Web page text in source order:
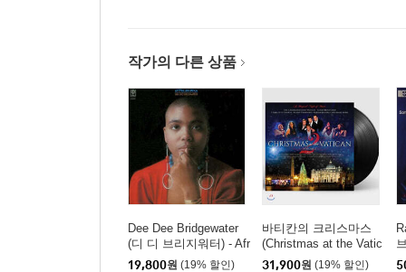
작가의 다른 상품
Dee Dee Bridgewater
(디 디 브리지워터) - Afr
o Blue
19,800원 (19% 할인)
바티칸의 크리스마스
(Christmas at the Vatic
an Vol. 2) [LP]
31,900원 (19% 할인)